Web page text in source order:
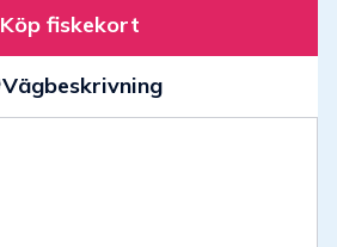
Köp fiskekort
Vägbeskrivning